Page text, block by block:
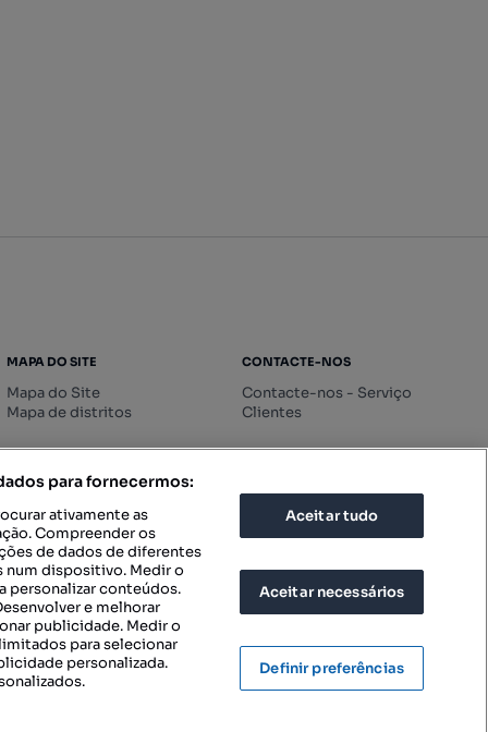
MAPA DO SITE
Mapa do Site
Mapa de distritos
CONTACTE-NOS
Contacte-nos - Serviço
Clientes
DE PRIVACIDADE
para fornecermos:
ativamente as
Compreender os
de dados de diferentes
num dispositivo. Medir o
personalizar conteúdos.
e melhorar
publicidade. Medir o
para selecionar
personalizada.
Aceitar tudo
Aceitar necessários
Definir preferências